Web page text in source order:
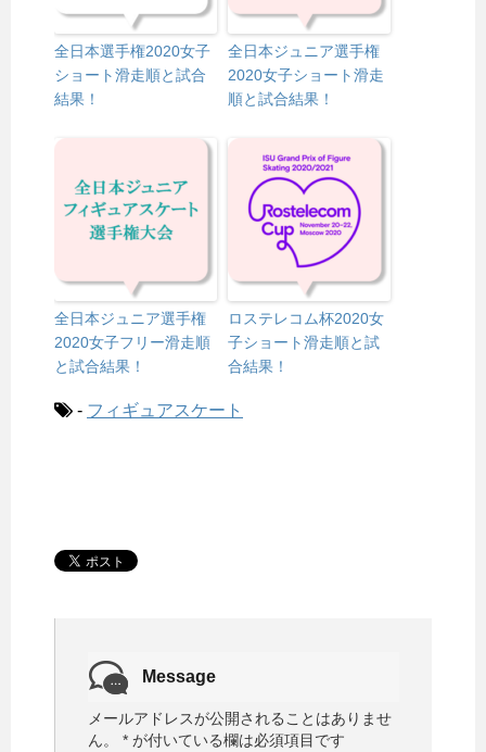
全日本選手権2020女子
ショート滑走順と試合
結果！
全日本ジュニア選手権
2020女子ショート滑走
順と試合結果！
全日本ジュニア選手権
2020女子フリー滑走順
と試合結果！
ロステレコム杯2020女
子ショート滑走順と試
合結果！
- フィギュアスケート
Message
メールアドレスが公開されることはありませ
ん。
* が付いている欄は必須項目です